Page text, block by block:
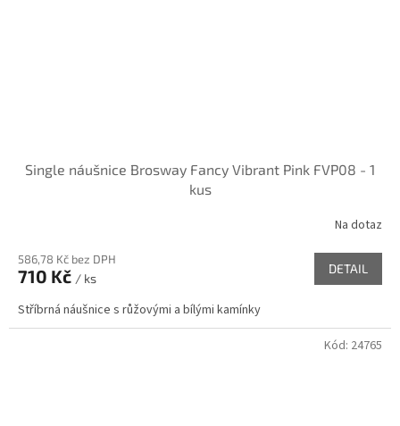
Single náušnice Brosway Fancy Vibrant Pink FVP08 - 1
kus
Na dotaz
586,78 Kč bez DPH
710 Kč / ks
DETAIL
Stříbrná náušnice s růžovými a bílými kamínky
Kód: 24765